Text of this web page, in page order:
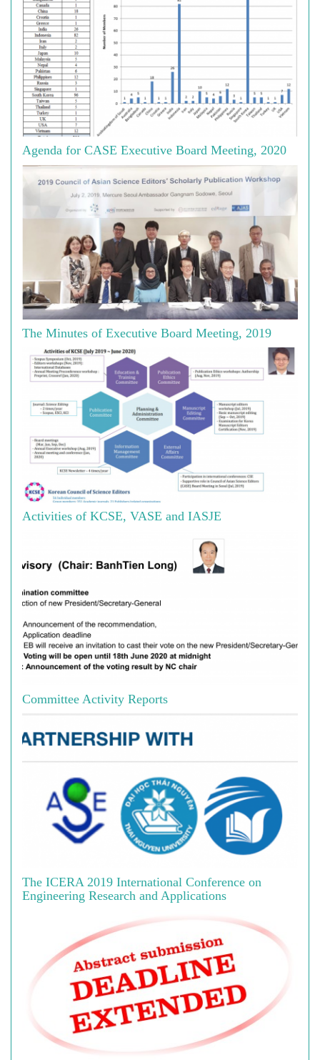
Agenda for CASE Executive Board Meeting, 2020
The Minutes of Executive Board Meeting, 2019
Activities of KCSE, VASE and IASJE
Committee Activity Reports
The ICERA 2019 International Conference on
Engineering Research and Applications